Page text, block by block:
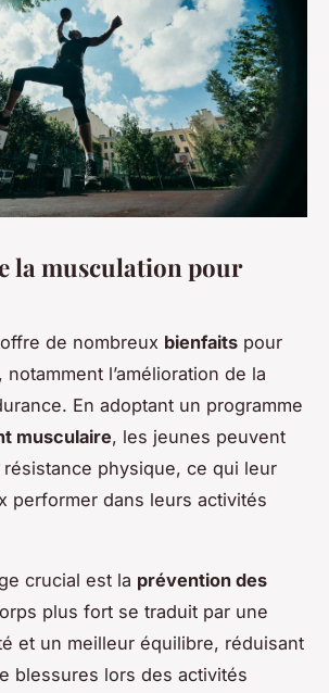
la musculation pour
offre de nombreux bienfaits pour
l’amélioration de la
En adoptant un programme
musculaire, les jeunes peuvent
physique, ce qui leur
performer dans leurs activités
crucial est la prévention des
plus fort se traduit par une
et un meilleur équilibre, réduisant
blessures lors des activités